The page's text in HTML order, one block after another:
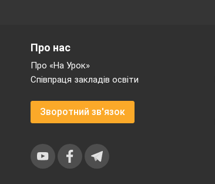
Про нас
Про «На Урок»
Співпраця закладів освіти
Зворотний зв'язок